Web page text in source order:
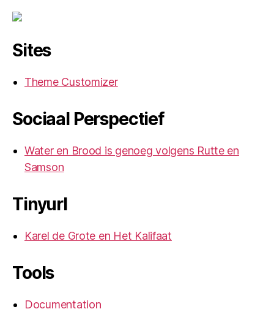
Sites
Theme Customizer
Sociaal Perspectief
Water en Brood is genoeg volgens Rutte en
Samson
Tinyurl
Karel de Grote en Het Kalifaat
Tools
Documentation